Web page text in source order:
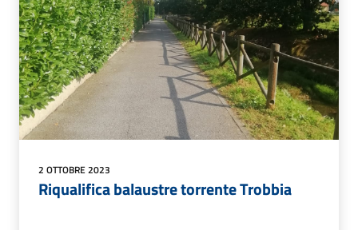
2 OTTOBRE 2023
Riqualifica balaustre torrente Trobbia